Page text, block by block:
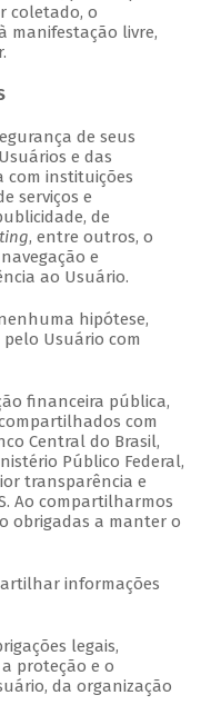
coletado, o
manifestação livre,
de seus
e das
com instituições
serviços e
de
, entre outros, o
e
ao Usuário.
hipótese,
Usuário com
financeira pública,
com
Central do Brasil,
Público Federal,
transparência e
Ao compartilharmos
obrigadas a manter o
informações
legais,
proteção e o
da organização